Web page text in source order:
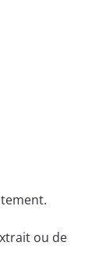
ou de